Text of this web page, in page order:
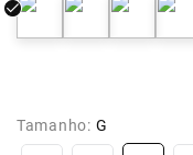
Tamanho: G